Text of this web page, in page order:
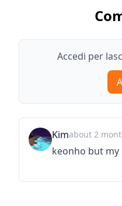
Accedi per
Kimabout 2
keonho but my